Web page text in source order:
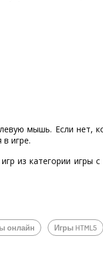
мышь. Если нет,
игре.
из категории
онлайн Игры HTML5